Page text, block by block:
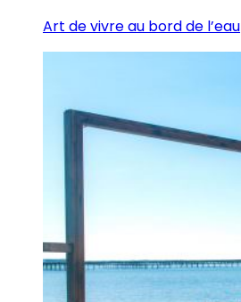
Art de vivre au bord de l’eau